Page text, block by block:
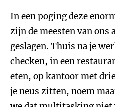
In een poging deze
zijn de meesten van ons
geslagen. Thuis na je
checken, in een
eten, op kantoor met
je neus zitten, noem